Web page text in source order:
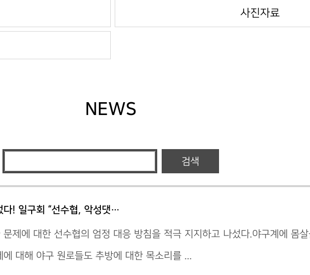
사진자료
NEWS
검색
다! 일구회 “선수협, 악성댓…
제에 대한 선수협의 엄정 대응 방침을 적극 지지하고 나섰다.야구계에 몸
에 대해 야구 원로들도 추방에 대한 목소리를 ...